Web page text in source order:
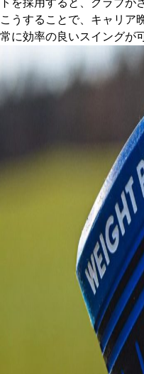
トを採用すると、クラブが
こうすることで、キャリア
常に効率の良いスイングが